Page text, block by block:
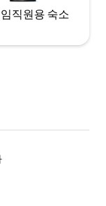
직원용 숙소